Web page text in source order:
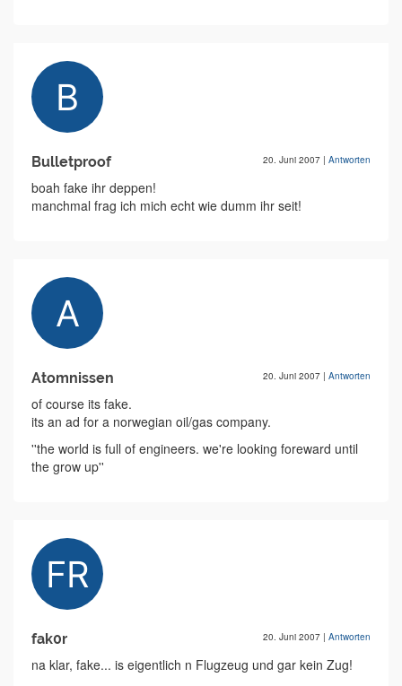
Bulletproof 20. Juni 2007 | Antworten
boah fake ihr deppen!
manchmal frag ich mich echt wie dumm ihr seit!
Atomnissen 20. Juni 2007 | Antworten
of course its fake.
its an ad for a norwegian oil/gas company.
''the world is full of engineers. we're looking foreward until
the grow up''
fak0r 20. Juni 2007 | Antworten
na klar, fake... is eigentlich n Flugzeug und gar kein Zug!